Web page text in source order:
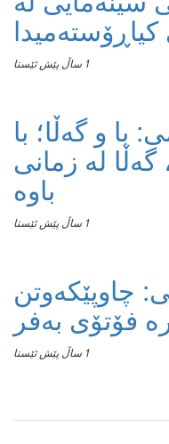
کیاڕۆستەمیدا
1 ساڵ پێش ئێستا
با و گەڵا؛ با
گەڵا لە زمانی
باوە
1 ساڵ پێش ئێستا
چاوپێکەوتن
فۆتۆی بەفر
1 ساڵ پێش ئێستا